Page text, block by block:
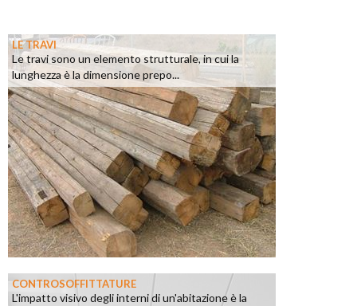
LE TRAVI
Le travi sono un elemento strutturale, in cui la
lunghezza è la dimensione prepo...
CONTROSOFFITTATURE
L'impatto visivo degli interni di un'abitazione è la